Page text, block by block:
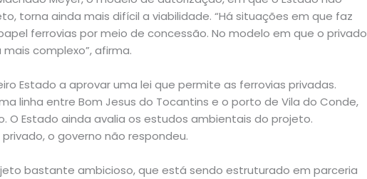
torna ainda mais difícil a viabilidade. “Há situações em que faz
ferrovias por meio de concessão. No modelo em que o privado
complexo”, afirma.
Estado a aprovar uma lei que permite as ferrovias privadas.
linha entre Bom Jesus do Tocantins e o porto de Vila do Conde,
O Estado ainda avalia os estudos ambientais do projeto.
o governo não respondeu.
bastante ambicioso, que está sendo estruturado em parceria